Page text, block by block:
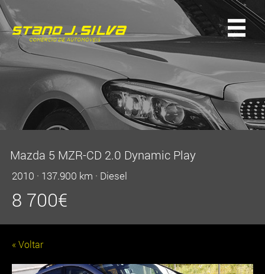
Mazda 5 MZR-CD 2.0 Dynamic Play
2010 · 137.900 km · Diesel
8 700€
« Voltar